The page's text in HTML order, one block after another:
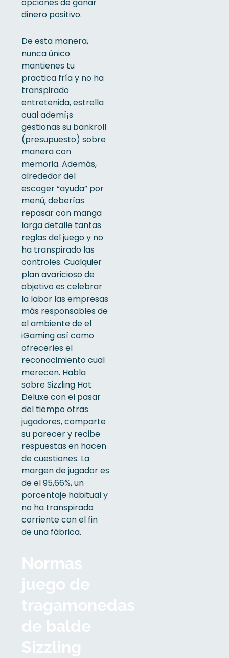
dinero positivo.
De esta manera,
nunca único
mantienes tu
practica fría y no ha
transpirado
entretenida, estrella
cual ademí¡s
gestionas su bankroll
(presupuesto) sobre
manera con
memoria. Además,
alrededor del
escoger “ayuda” por
menú, deberías
repasar con manga
larga detalle tantas
reglas del juego y no
ha transpirado las
controles. Cualquier
plan avaricioso de
objetivo es celebrar
la labor las empresas
más responsables de
el ambiente de el
iGaming así­ como
ofrecerles el
reconocimiento cual
merecen. Habla
sobre Sizzling Hot
Deluxe con el pasar
del tiempo otras
jugadores, comparte
su parecer y recibe
respuestas en hacen
de cuestiones. La
margen de jugador es
de el 95,66%, un
porcentaje habitual y
no ha transpirado
corriente con el fin
de una fábrica.
Normas
juego de
tragamonedas
de balde
Sizzling